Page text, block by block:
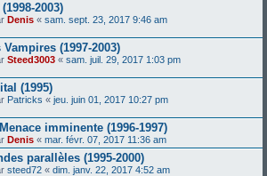
2003)
Denis « sam. sept. 23, 2017 9:46 am
(1997-2003)
Steed3003 « sam. juil. 29, 2017 1:03 pm
(1995)
Patricks « jeu. juin 01, 2017 10:27 pm
imminente (1996-1997)
Denis « mar. févr. 07, 2017 11:36 am
parallèles (1995-2000)
steed72 « dim. janv. 22, 2017 4:52 am